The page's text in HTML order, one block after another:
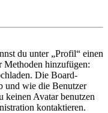
du unter „Profil“ einen
Methoden hinzufügen:
Die Board-
und wie die Benutzer
keinen Avatar benutzen
kontaktieren.